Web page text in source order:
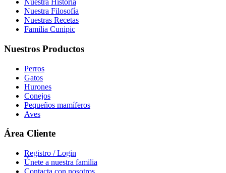
Nuestra Historia
Nuestra Filosofía
Nuestras Recetas
Familia Cunipic
Nuestros Productos
Perros
Gatos
Hurones
Conejos
Pequeños mamíferos
Aves
Área Cliente
Registro / Login
Únete a nuestra familia
Contacta con nosotros